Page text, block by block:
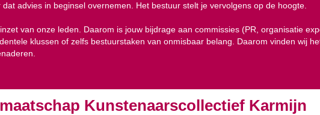
advies in beginsel overnemen. Het bestuur stelt je vervolgens op de hoogte.
van onze leden. Daarom is jouw bijdrage aan commissies (PR, organisatie
klussen of zelfs bestuurstaken van onmisbaar belang. Daarom vinden wij
Kunstenaarscollectief Karmijn